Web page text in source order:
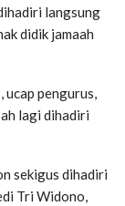
langsung
didik jamaah
ucap pengurus,
lagi dihadiri
sekigus dihadiri
Tri Widono,